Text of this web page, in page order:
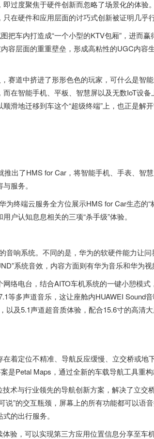
过度聚焦于硬件创新而忽略了场景化的体验
在硬件和应用层面的讨巧式创新被证明几乎行
把车内打造成“一个小型的KTV包厢”，进而
容层面的重重壁垒，形成高粘性的UGC内容
赛道中挤进了形形色色的玩家，可什么是智
在智能手机、平板、智慧屏以及无数IoT设
滑地迁移到车这个“超级终端”上，也正是解
出了HMS for Car，将智能手机、手表、智
服务。
终端云服务全方位展示HMS for Car生态的“
户认知息息相关的三项“杀手级”体验。
音响系统。不同的是，华为的软硬件能力让
系统音效，内容方面则有华为音乐和华为视
络电台，结合AITO车机系统的一键小憩模式
等多声道音乐，这让座舱内HUAWEI Sound
以及5.1声道超音质体验，配合15.6寸的高清
着定位不精准、导航反应缓慢、立交桥或地
是Petal Maps，通过全新的车载导航工具重构
术与行业领先的导航创新方案，解决了立交
”的交互瓶颈，屏幕上的所有功能都可以语
的出行服务。
验，可以实现第三方应用位置信息分享至车